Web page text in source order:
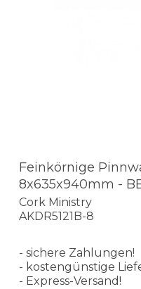
Feinkörnige
8x635x940mm -
Cork Ministry
AKDR5121B-8
- sichere Zahlungen!
- kostengünstige
- Express-Versand!